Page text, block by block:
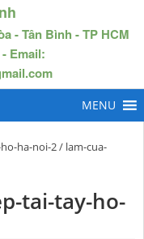
- Tân Bình - TP HCM
Email:
ha-noi-2/ lam-cua-
tai-tay-ho-